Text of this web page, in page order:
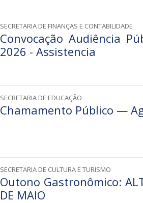
SECRETARIA DE FINANÇAS E CONTABILIDADE
Convocação Audiência
2026 - Assistencia
SECRETARIA DE EDUCAÇÃO
Chamamento Público —
SECRETARIA DE CULTURA E TURISMO
Outono Gastronômico:
DE MAIO